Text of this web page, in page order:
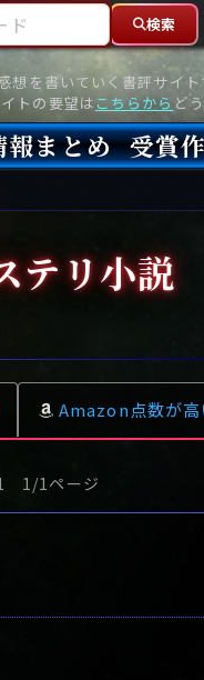
を書いていく書評サイト
トの要望は こちらから ど
検索
報まとめ 受賞
テリ小説
Amazon点数が高
1/1ページ